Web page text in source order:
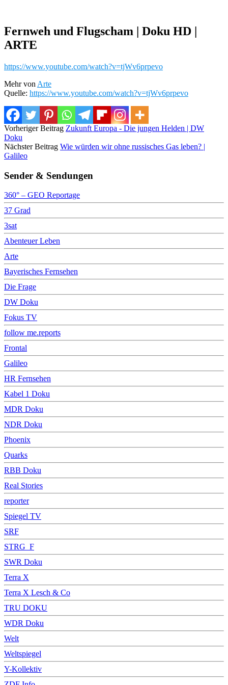
Fernweh und Flugscham | Doku HD |
ARTE
https://www.youtube.com/watch?v=tjWv6prpevo
Mehr von Arte
Quelle: https://www.youtube.com/watch?v=tjWv6prpevo
Vorheriger Beitrag Zukunft Europa - Die jungen Helden | DW
Doku
Nächster Beitrag Wie würden wir ohne russisches Gas leben? |
Galileo
Sender & Sendungen
360° – GEO Reportage
37 Grad
3sat
Abenteuer Leben
Arte
Bayerisches Fernsehen
Die Frage
DW Doku
Fokus TV
follow me.reports
Frontal
Galileo
HR Fernsehen
Kabel 1 Doku
MDR Doku
NDR Doku
Phoenix
Quarks
RBB Doku
Real Stories
reporter
Spiegel TV
SRF
STRG_F
SWR Doku
Terra X
Terra X Lesch & Co
TRU DOKU
WDR Doku
Welt
Weltspiegel
Y-Kollektiv